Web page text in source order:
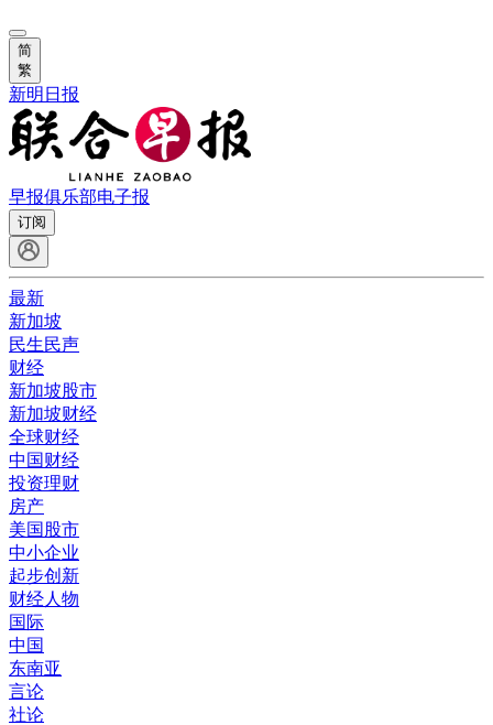
简
繁
新明日报
早报俱乐部电子报
订阅
最新
新加坡
民生民声
财经
新加坡股市
新加坡财经
全球财经
中国财经
投资理财
房产
美国股市
中小企业
起步创新
财经人物
国际
中国
东南亚
言论
社论